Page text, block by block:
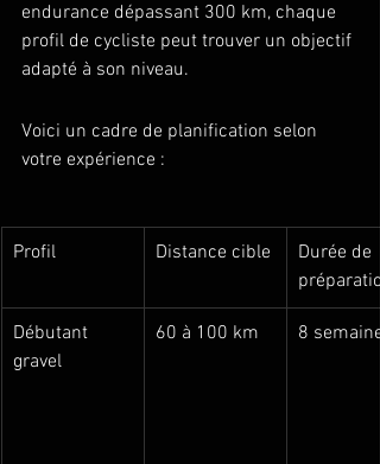
endurance dépassant 300 km, chaque
profil de cycliste peut trouver un objectif
adapté à son niveau.
Voici un cadre de planification selon
votre expérience :
Profil Distance cible
Durée de
préparation
Débutant
gravel
60 à 100 km 8 semaines